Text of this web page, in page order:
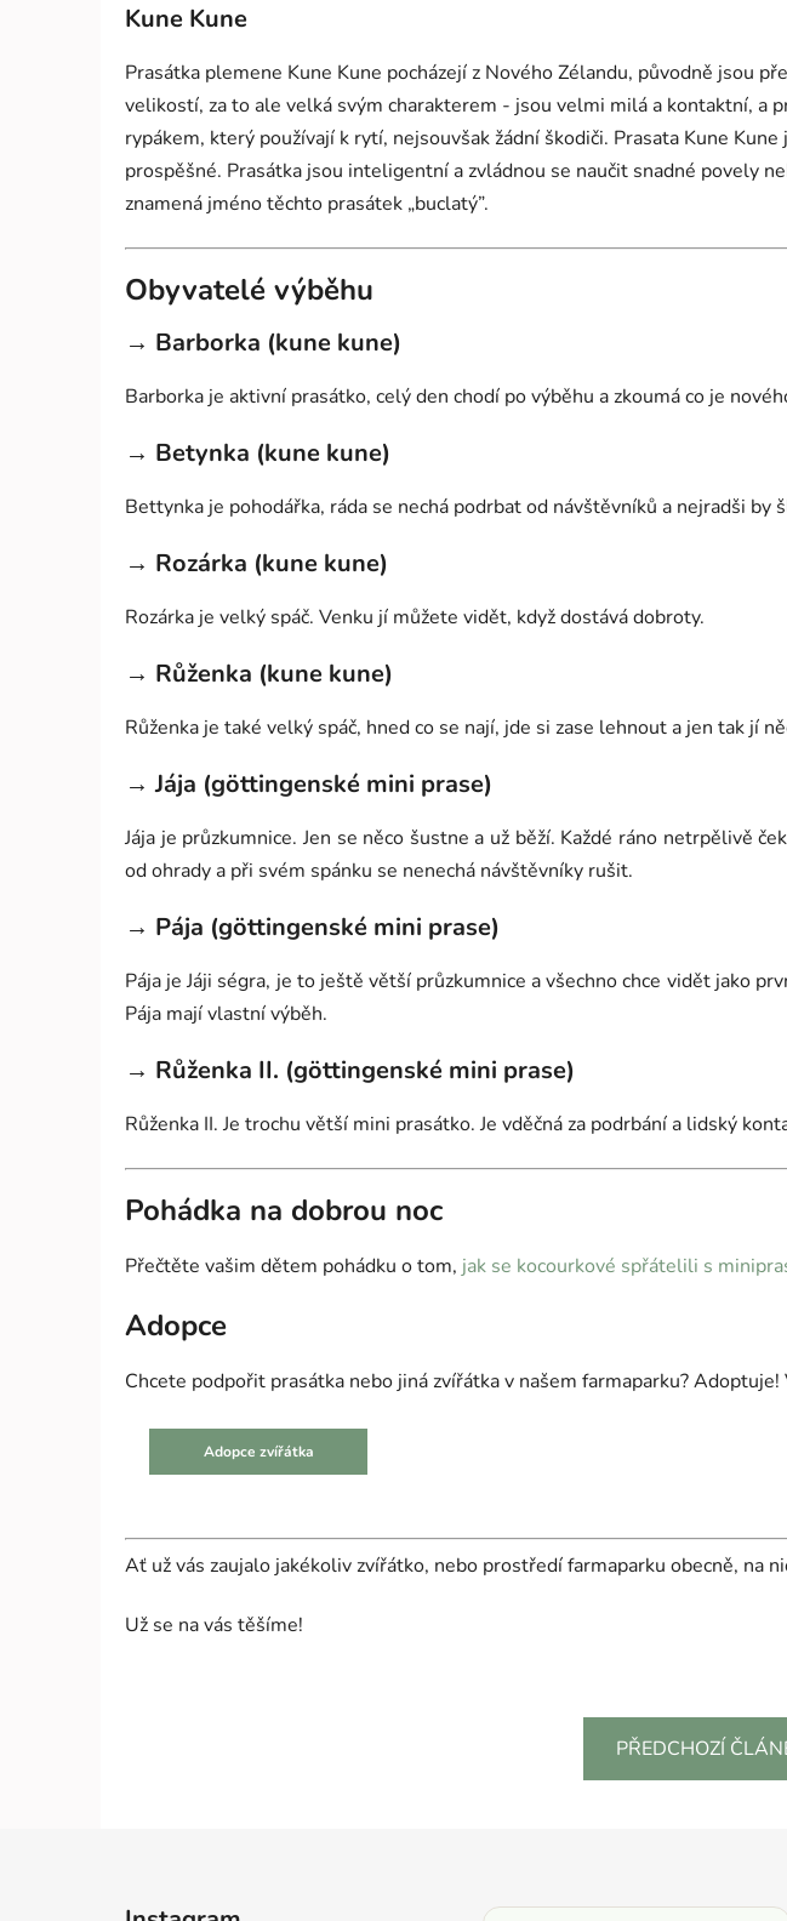
Kune Kune
Prasátka plemene Kune Kune pocházejí z Nového Zélandu, původně jsou
velikostí, za to ale velká svým charakterem - jsou velmi milá a kontaktní, a
rypákem, který používají k rytí, nejsouvšak žádní škodiči. Prasata Kune
prospěšné. Prasátka jsou inteligentní a zvládnou se naučit snadné povely
znamená jméno těchto prasátek „buclatý”.
Obyvatelé výběhu
→ Barborka (kune kune)
Barborka je aktivní prasátko, celý den chodí po výběhu a zkoumá co je
→ Betynka (kune kune)
Bettynka je pohodářka, ráda se nechá podrbat od návštěvníků a nejradši by
→ Rozárka (kune kune)
Rozárka je velký spáč. Venku jí můžete vidět, když dostává dobroty.
→ Růženka (kune kune)
Růženka je také velký spáč, hned co se nají, jde si zase lehnout a jen tak jí
→ Jája (göttingenské mini prase)
Jája je průzkumnice. Jen se něco šustne a už běží. Každé ráno netrpělivě
od ohrady a při svém spánku se nenechá návštěvníky rušit.
→ Pája (göttingenské mini prase)
Pája je Jáji ségra, je to ještě větší průzkumnice a všechno chce vidět jako
Pája mají vlastní výběh.
→ Růženka II. (göttingenské mini prase)
Růženka II. Je trochu větší mini prasátko. Je vděčná za podrbání a lidský
Pohádka na dobrou noc
Přečtěte vašim dětem pohádku o tom, jak se kocourkové spřátelili s
Adopce
Chcete podpořit prasátka nebo jiná zvířátka v našem farmaparku? Adoptuje!
Adopce zvířátka
Ať už vás zaujalo jakékoliv zvířátko, nebo prostředí farmaparku obecně, na
Už se na vás těšíme!
PŘEDCHOZÍ